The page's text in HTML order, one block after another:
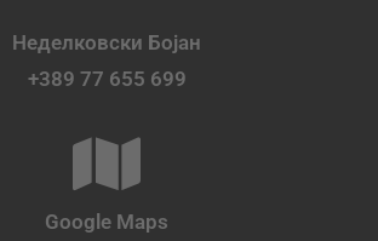
Неделковски Бојан
+389 77 655 699
Google Maps